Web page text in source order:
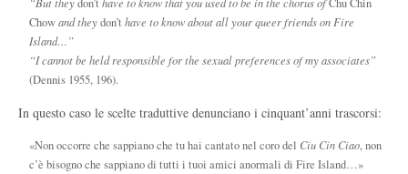
Chowand theydon’t have to know about all your queer friends on Fire
Island…”
“I cannot be held responsible for the sexual preferences of my associates”
(Dennis 1955, 196).
In questo caso le scelte traduttive denunciano i cinquant’anni trascorsi:
«Non occorre che sappiano che tu hai cantato nel coro del Ciu Cin Ciao, non
c’è bisogno che sappiano di tutti i tuoi amici anormali di Fire Island…»